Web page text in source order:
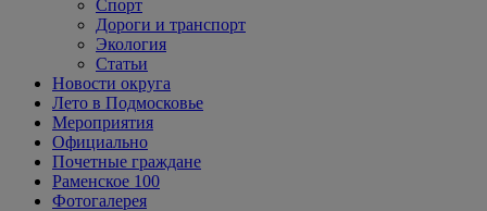
Спорт
Дороги и транспорт
Экология
Статьи
Новости округа
Лето в Подмосковье
Мероприятия
Официально
Почетные граждане
Раменское 100
Фотогалерея